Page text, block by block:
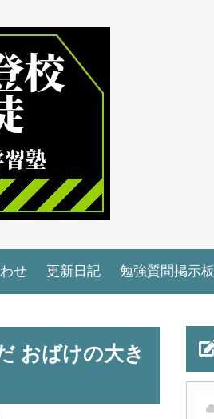
せ 更新日記 勉強質問掲示板
おばけの大き